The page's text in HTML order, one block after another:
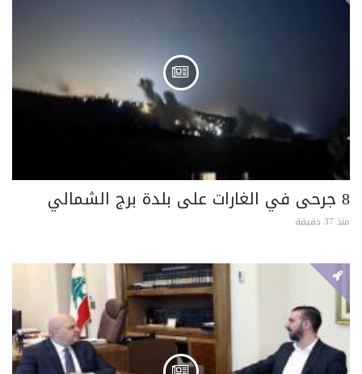
8 جرحى في الغارات على بلدة برج الشمالي
منذ 37 دقيقة